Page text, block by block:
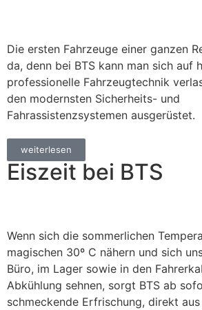
Die ersten Fahrzeuge einer ganzen
da, denn bei BTS kann man sich auf
professionelle Fahrzeugtechnik
den modernsten Sicherheits- und
Fahrassistenzsystemen ausgerüstet.
weiterlesen
Eiszeit bei BTS
Wenn sich die sommerlichen
magischen 30º C nähern und sich
Büro, im Lager sowie in den
Abkühlung sehnen, sorgt BTS ab
schmeckende Erfrischung, direkt